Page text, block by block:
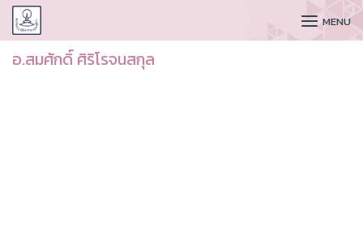
CUDAA MENU
อ.สมศักดิ์ ศิริโรจนสกุล